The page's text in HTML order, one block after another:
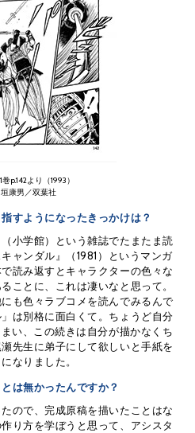
巻p.142より（1993）
康男／双葉社
すようになったきっかけは？
小学館）という雑誌でたまたま読
ャンダル』（1981）というマンガ
読み返すとキャラクターの色々な
ことに、これは凄いなと思って。
も色々ラブコメを読んでみるんで
は別格に面白くて。ちょうど自分
い、この続きは自分が描かなくち
先生に弟子にして欲しいと手紙を
なりました。
は無かったんですか？
ので、完成原稿を描いたことはな
り方を学ぼうと思って、アシスタ